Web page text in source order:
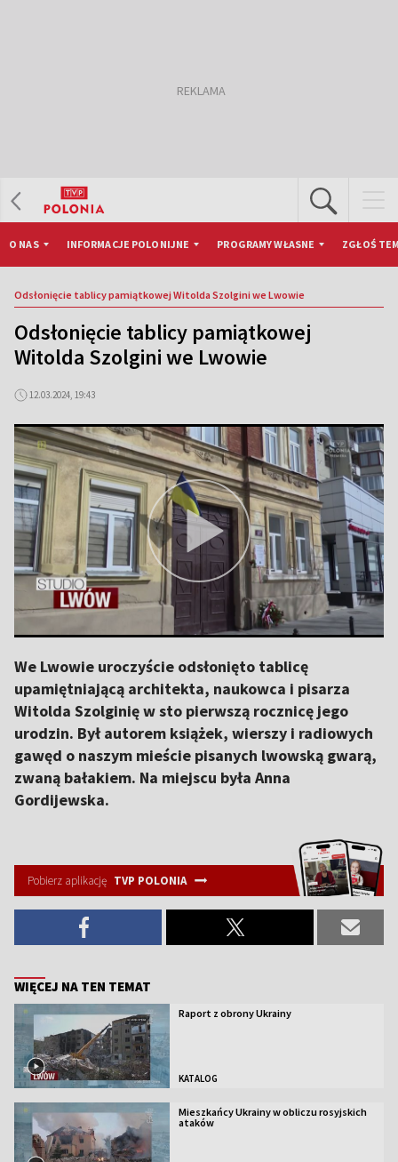
O NAS INFORMACJE POLONIJNE PROGRAMY WŁASNE ZGŁOŚ
Odsłonięcie tablicy pamiątkowej Witolda Szolgini we Lwowie
Odsłonięcie tablicy pamiątkowej
Witolda Szolgini we Lwowie
12.03.2024, 19:43
We Lwowie uroczyście odsłonięto tablicę
upamiętniającą architekta, naukowca i pisarza
Witolda Szolginię w sto pierwszą rocznicę jego
urodzin. Był autorem książek, wierszy i radiowych
gawęd o naszym mieście pisanych lwowską gwarą,
zwaną bałakiem. Na miejscu była Anna
Gordijewska.
Pobierz aplikację TVP POLONIA
WIĘCEJ NA TEN TEMAT
Raport z obrony Ukrainy
KATALOG
Mieszkańcy Ukrainy w obliczu rosyjskich
ataków